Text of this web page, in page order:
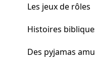
Les jeux de rôles
Histoires
Des pyjamas